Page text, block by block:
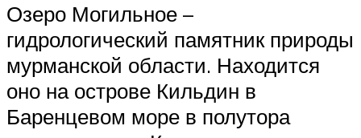
Озеро Могильное –
гидрологический памятник природы
мурманской области. Находится
оно на острове Кильдин в
Баренцевом море в полутора